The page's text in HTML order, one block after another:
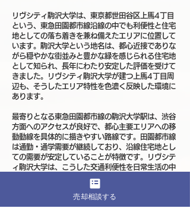
リヴシティ駒沢大学は、東京都世田谷区上馬4丁目
という、東急田園都市線沿線の中でも利便性と住宅
地としての落ち着きを兼ね備えたエリアに位置して
います。駒沢大学という地名は、都心近接でありな
がら穏やかな街並みと豊かな緑を感じられる住宅地
として知られ、長年にわたり安定した評価を受けて
きました。リヴシティ駒沢大学が建つ上馬4丁目周
辺も、そうしたエリア特性を色濃く反映した環境に
あります。
最寄りとなる東急田園都市線の駒沢大学駅は、渋谷
方面へのアクセスが良好で、都心主要エリアへの移
動動線を具体的に描きやすい路線です。田園都市線
は通勤・通学需要が継続しており、沿線住宅地とし
ての需要が安定していることが特徴です。リヴシテ
ィ駒沢大学は、こうした交通利便性を日常生活の中
で自然に活かしやすい立地にあります。
上馬4丁目周辺は、幹線道路に近い利便性を持ちな
がらも、住宅街に入ると落ち着いた街並みが広がっ
売却相談する